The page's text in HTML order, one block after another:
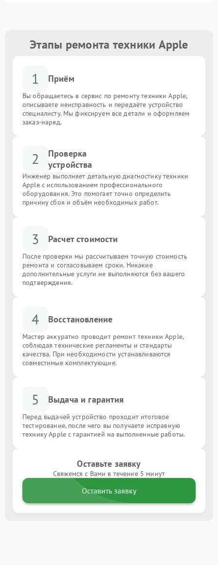
Этапы ремонта техники Apple
1 Приём
Вы обращаетесь в сервис по ремонту техники Apple,
описываете неисправность и передаёте устройство
специалисту. Мы фиксируем все детали и оформляем
заказ-наряд.
2
Проверка
устройства
Инженер выполняет детальную диагностику техники
Apple с использованием профессионального
оборудования. Это помогает точно определить
причину сбоя и объём необходимых работ.
3 Расчет стоимости
После проверки мы рассчитываем точную стоимость
ремонта и согласовываем сроки. Никакие
дополнительные услуги не выполняются без вашего
подтверждения.
4 Восстановление
Мастер аккуратно проводит ремонт техники Apple,
соблюдая технические регламенты и стандарты
качества. При необходимости устанавливаются
совместимые комплектующие.
5 Выдача и гарантия
Перед выдачей устройство проходит итоговое
тестирование, после чего вы получаете исправную
технику Apple с гарантией на выполненные работы.
Оставьте заявку
Свяжемся с Вами в течение 5 минут
Оставить заявку